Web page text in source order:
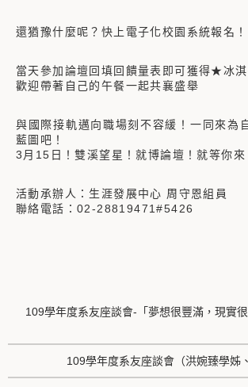
還猶豫什麼呢？快上電子化校園系統報名！
當天參加論壇回填回饋量表即可獲得★冰
歡迎帶著自己的午餐一起共襄盛舉
與國際接軌邁向職場刻不容緩！一同來為
藍圖吧！
3月15日！雙溪望星！就博論壇！就等你來
活動承辦人：生涯發展中心 周守恩組員
聯絡電話：02-28819471#5426
109學年度系友座談會-「夢想很豐滿，現實
109學年度系友座談會（洪婉臻學姊